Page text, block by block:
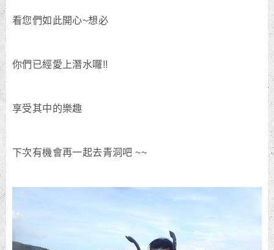
看您們如此開心~想必
你們已經愛上潛水囉!!
享受其中的樂趣
下次有機會再一起去青洞吧 ~~